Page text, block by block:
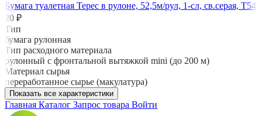
Бумага туалетная Терес в рулоне, 52,5м/рул, 1-сл, св.серая, Т54
20 ₽
Тип
бумага рулонная
Тип расходного материала
рулонный с фронтальной вытяжкой mini (до 200 м)
Материал сырья
переработанное сырье (макулатура)
Показать все характеристики
Главная Каталог Запрос товара Войти